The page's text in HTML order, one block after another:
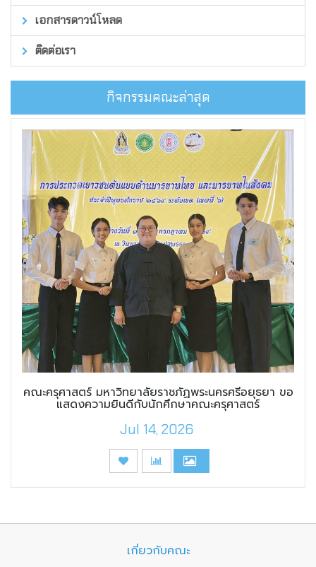
เอกสารดาวน์โหลด
ติดต่อเรา
กิจกรรมคณะล่าสุด
คณะครุศาสตร์ มหาวิทยาลัยราชภัฏพระนครศรีอยุธยา ขอ
แสดงความยินดีกับนักศึกษาคณะครุศาสตร์
Jul 14, 2026
เกี่ยวกับคณะ